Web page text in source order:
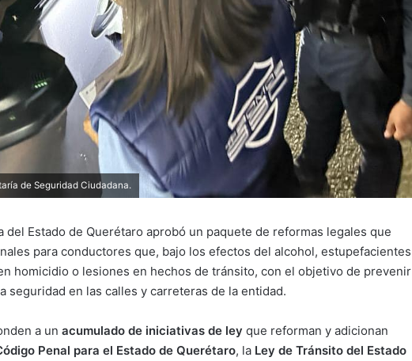
de Seguridad Ciudadana.
del Estado de Querétaro aprobó un paquete de reformas legales que
para conductores que, bajo los efectos del alcohol, estupefacientes
homicidio o lesiones en hechos de tránsito, con el objetivo de prevenir
seguridad en las calles y carreteras de la entidad.
a un acumulado de iniciativas de ley que reforman y adicionan
Penal para el Estado de Querétaro, la Ley de Tránsito del Estado